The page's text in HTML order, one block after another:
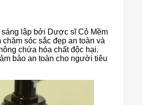
lập bởi Dược sĩ Cỏ Mềm
sóc sắc đẹp an toàn và
chứa hóa chất độc hại.
bảo an toàn cho người tiêu